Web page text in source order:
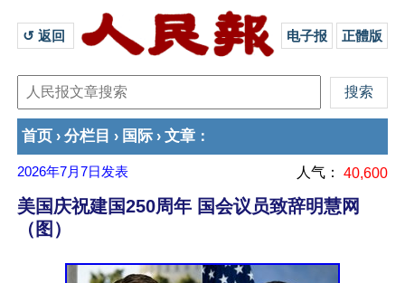
↺ 返回 电子报 正體版
首页 › 分栏目 › 国际 › 文章 ：
2026年7月7日 发表 人气： 40,600
美国庆祝建国250周年 国会议员致辞明慧网
（图）